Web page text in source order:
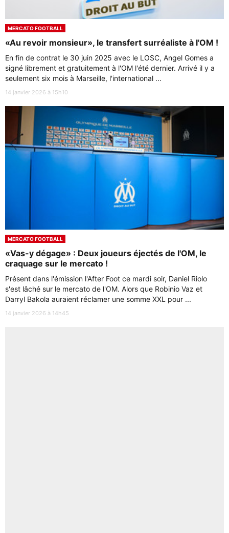
MERCATO FOOTBALL
«Au revoir monsieur», le transfert surréaliste à l'OM !
En fin de contrat le 30 juin 2025 avec le LOSC, Angel Gomes a
signé librement et gratuitement à l'OM l'été dernier. Arrivé il y a
seulement six mois à Marseille, l'international ...
14 janvier 2026 à 15h10
MERCATO FOOTBALL
«Vas-y dégage» : Deux joueurs éjectés de l'OM, le
craquage sur le mercato !
Présent dans l'émission l'After Foot ce mardi soir, Daniel Riolo
s'est lâché sur le mercato de l'OM. Alors que Robinio Vaz et
Darryl Bakola auraient réclamer une somme XXL pour ...
14 janvier 2026 à 14h45